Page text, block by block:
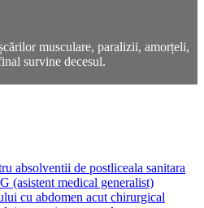
musculare, paralizii, amorțeli,
survine decesul.
absolventii de postliceala sanitara
(asistent medical generalist)
cu abdomen acut chirurgical